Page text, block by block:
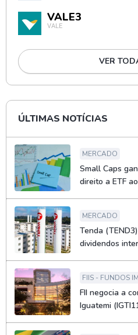
VALE3
VALE
VER
ÚLTIMAS NOTÍCIAS
MERCADO
Small Caps
direito a ETF
MERCADO
Tenda
dividendos
FIIS - FUNDOS
FII negocia a
Iguatemi